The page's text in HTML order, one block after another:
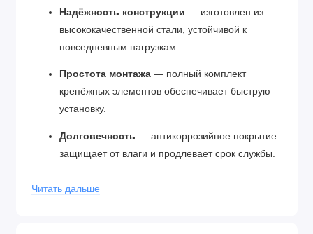
Надёжность конструкции — изготовлен из
высококачественной стали, устойчивой к
повседневным нагрузкам.
Простота монтажа — полный комплект
крепёжных элементов обеспечивает быструю
установку.
Долговечность — антикоррозийное покрытие
защищает от влаги и продлевает срок службы.
перегружает пространство, экономя место.
Читать дальше